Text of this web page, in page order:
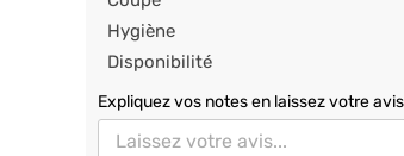
Hygiène
Disponibilité
Expliquez vos notes en laissez votre